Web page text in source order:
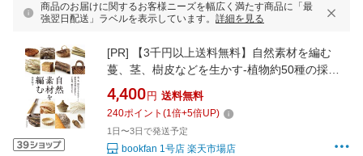
商品のお届けに関するお客様ニーズを幅広く満たす商品に「最
強翌日配送」ラベルを表示しています。 詳細を見る
[PR]
【3千円以上送料無料】自然素材を編む
蔓、茎、樹皮などを生かす-植物約50種の採集
から下処理、編み方まで／高宮紀子
4,400 円 送料無料
240ポイント (1倍+5倍UP)
1日〜3日で発送予定
bookfan 1号店 楽天市場店